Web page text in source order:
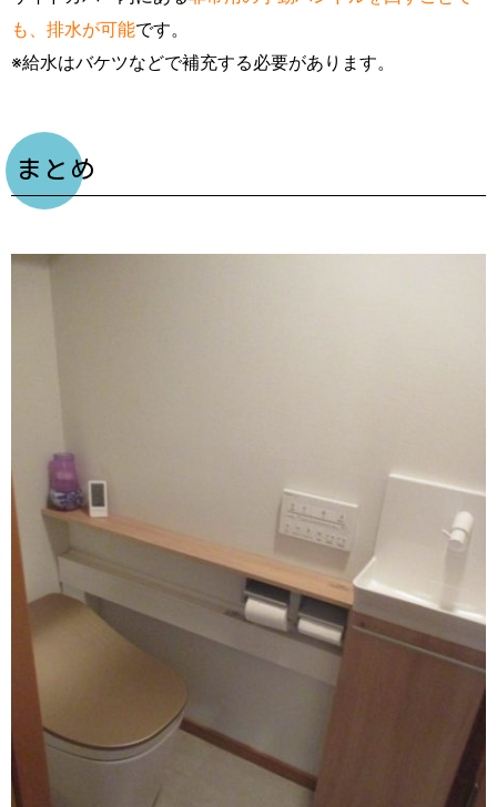
も、排水が可能です。
※給水はバケツなどで補充する必要があります。
まとめ